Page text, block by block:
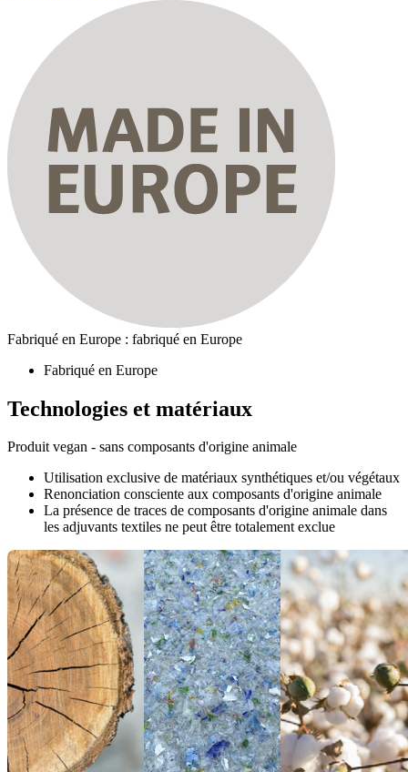
Fabriqué en Europe : fabriqué en Europe
Fabriqué en Europe
Technologies et matériaux
Produit vegan - sans composants d'origine animale
Utilisation exclusive de matériaux synthétiques et/ou végétaux
Renonciation consciente aux composants d'origine animale
La présence de traces de composants d'origine animale dans
les adjuvants textiles ne peut être totalement exclue